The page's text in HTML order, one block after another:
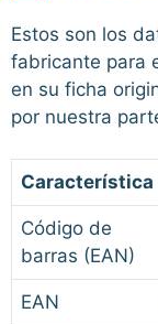
Estos son los
fabricante para
en su ficha
por nuestra
Característica
Código de
barras (EAN)
EAN